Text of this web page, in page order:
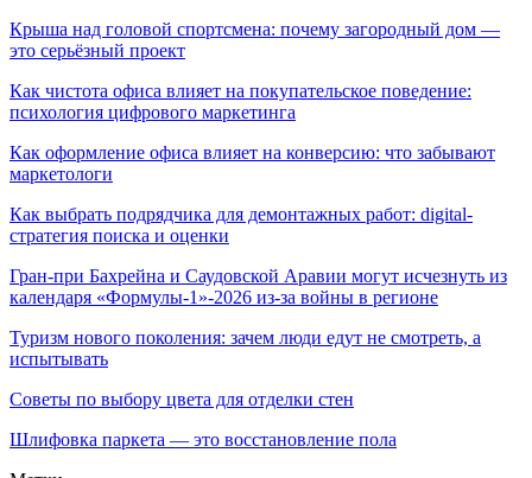
Крыша над головой спортсмена: почему загородный дом —
это серьёзный проект
Как чистота офиса влияет на покупательское поведение:
психология цифрового маркетинга
Как оформление офиса влияет на конверсию: что забывают
маркетологи
Как выбрать подрядчика для демонтажных работ: digital-
стратегия поиска и оценки
Гран-при Бахрейна и Саудовской Аравии могут исчезнуть из
календаря «Формулы-1»-2026 из-за войны в регионе
Туризм нового поколения: зачем люди едут не смотреть, а
испытывать
Советы по выбору цвета для отделки стен
Шлифовка паркета — это восстановление пола